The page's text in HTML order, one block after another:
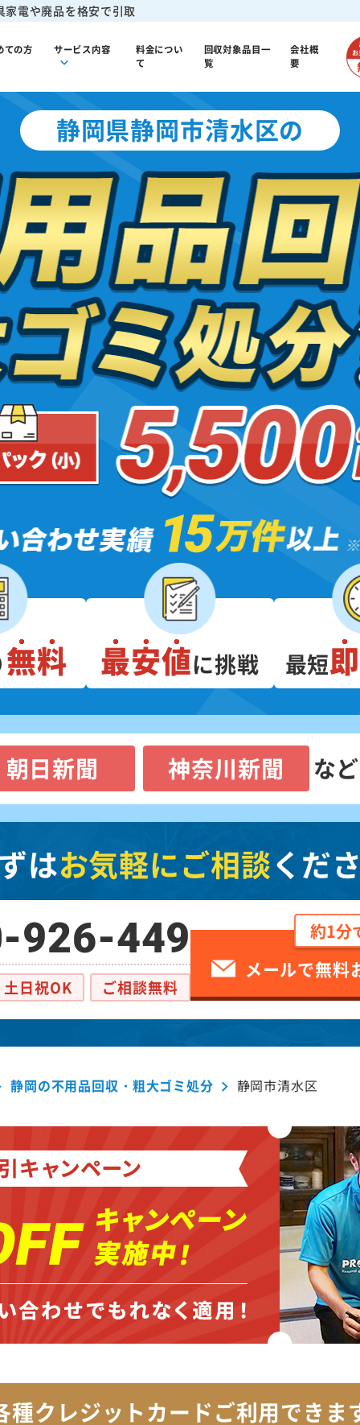
家電や廃品を格安で引取
ての方 サービス内容
料金につい
て
回収対象品目一
覧
会社概
要
静岡県静岡市清水区の
無料 最安値に挑戦 最短
朝日新聞 神奈川新聞 な
はお気軽にご相談くだ
926-449
土日祝OK ご相談無料
約1分
メールで無料
静岡の不用品回収・粗大ゴミ処分 静岡市清水区
種クレジットカードご利用できま